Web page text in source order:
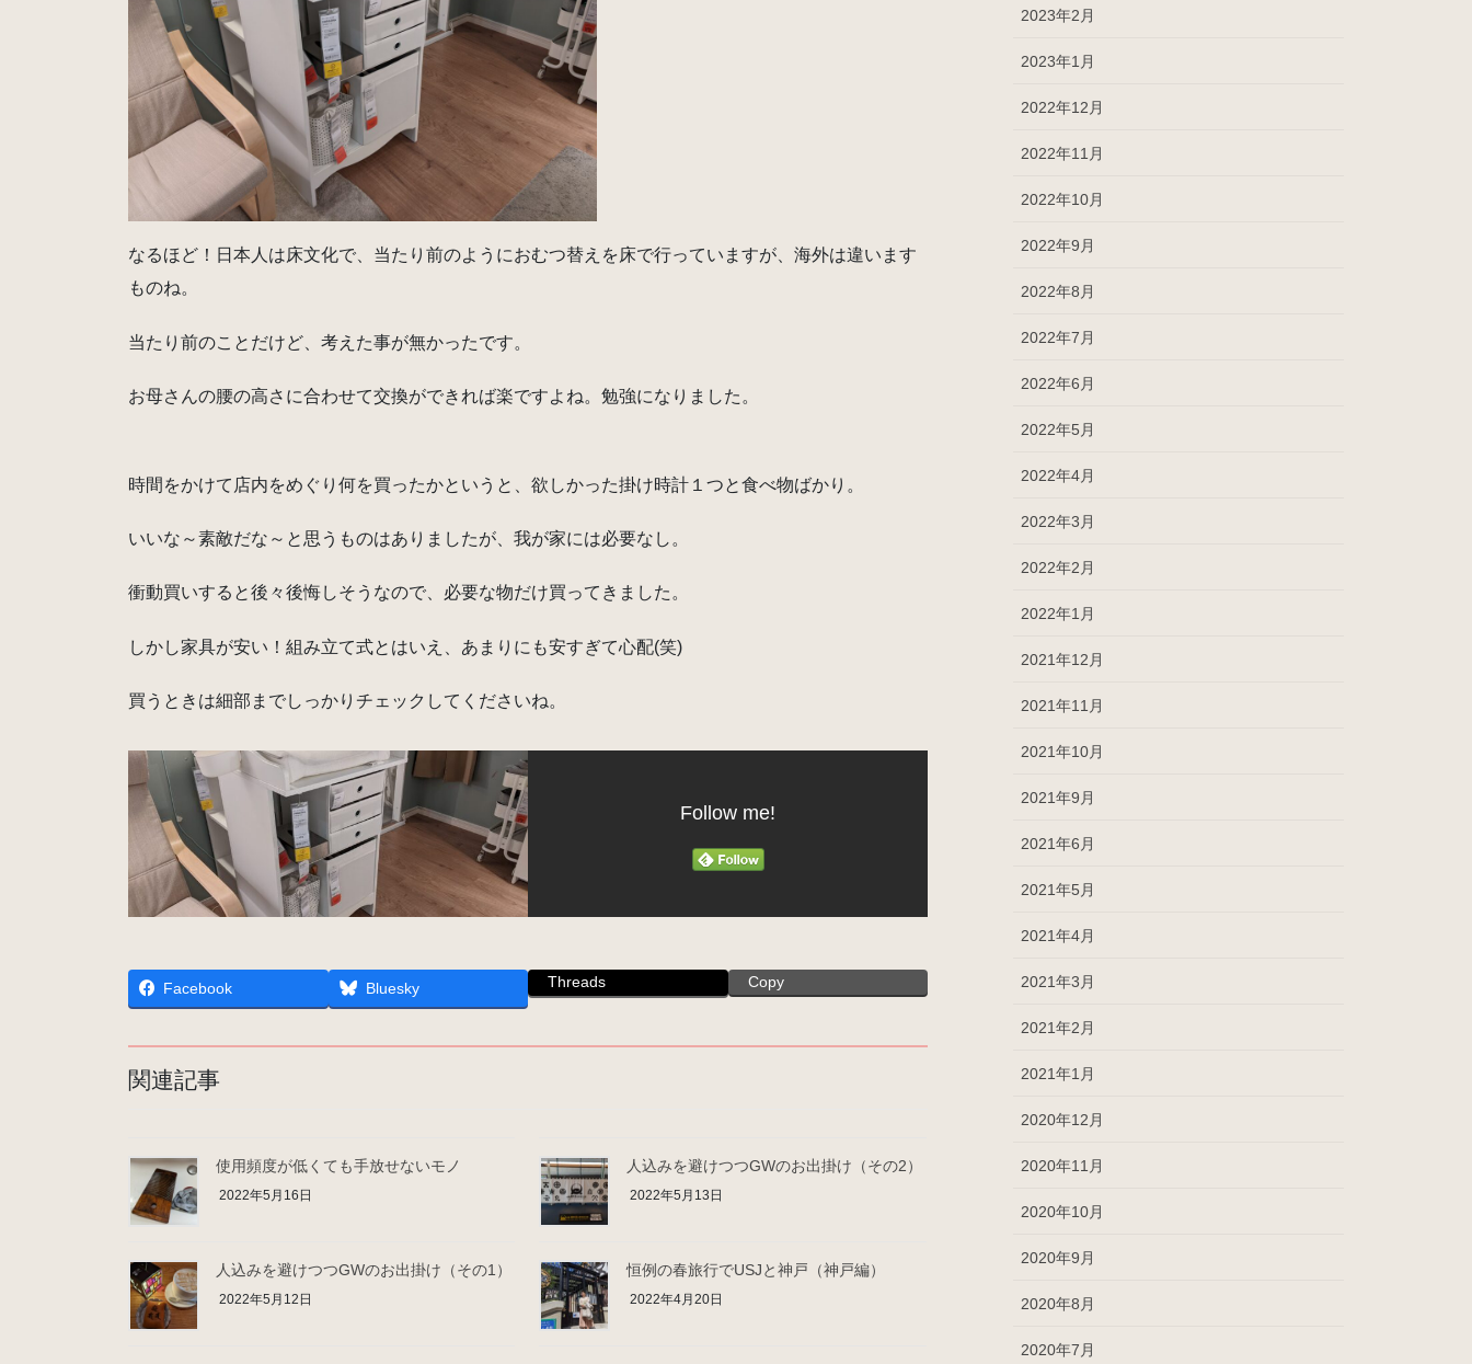
なるほど！日本人は床文化で、当たり前のようにおむつ替えを床で行っていますが、海外は違います
ものね。
当たり前のことだけど、考えた事が無かったです。
お母さんの腰の高さに合わせて交換ができれば楽ですよね。勉強になりました。
時間をかけて店内をめぐり何を買ったかというと、欲しかった掛け時計１つと食べ物ばかり。
いいな～素敵だな～と思うものはありましたが、我が家には必要なし。
衝動買いすると後々後悔しそうなので、必要な物だけ買ってきました。
しかし家具が安い！組み立て式とはいえ、あまりにも安すぎて心配(笑)
買うときは細部までしっかりチェックしてくださいね。
Follow me!
Facebook Bluesky Threads Copy
関連記事
使用頻度が低くても手放せないモノ
2022年5月16日
人込みを避けつつGWのお出掛け（その2）
2022年5月13日
人込みを避けつつGWのお出掛け（その1）
2022年5月12日
恒例の春旅行でUSJと神戸（神戸編）
2022年4月20日
2023年2月
2023年1月
2022年12月
2022年11月
2022年10月
2022年9月
2022年8月
2022年7月
2022年6月
2022年5月
2022年4月
2022年3月
2022年2月
2022年1月
2021年12月
2021年11月
2021年10月
2021年9月
2021年6月
2021年5月
2021年4月
2021年3月
2021年2月
2021年1月
2020年12月
2020年11月
2020年10月
2020年9月
2020年8月
2020年7月